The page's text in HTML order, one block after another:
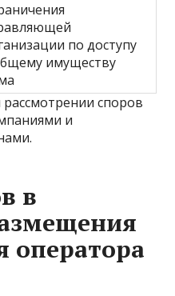
по доступу
имуществу
споров
и
в
оператора